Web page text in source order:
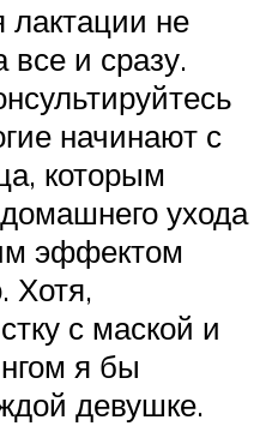
не
все и сразу.
начинают с
которым
ухода
эффектом
Хотя,
с маской и
я бы
девушке.